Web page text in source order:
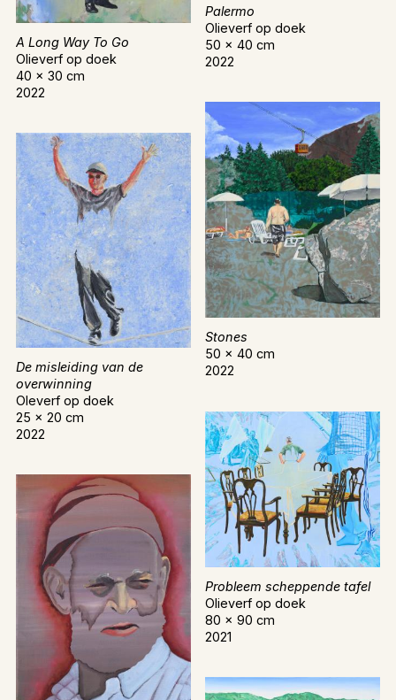
Palermo
Olieverf op doek
50 x 40 cm
2022
A Long Way To Go
Olieverf op doek
40 x 30 cm
2022
Stones
50 x 40 cm
2022
De misleiding van de
overwinning
Oleverf op doek
25 x 20 cm
2022
Probleem scheppende tafel
Olieverf op doek
80 x 90 cm
2021